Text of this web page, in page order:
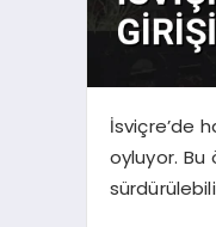
İsviçre’de
oyluyor. Bu